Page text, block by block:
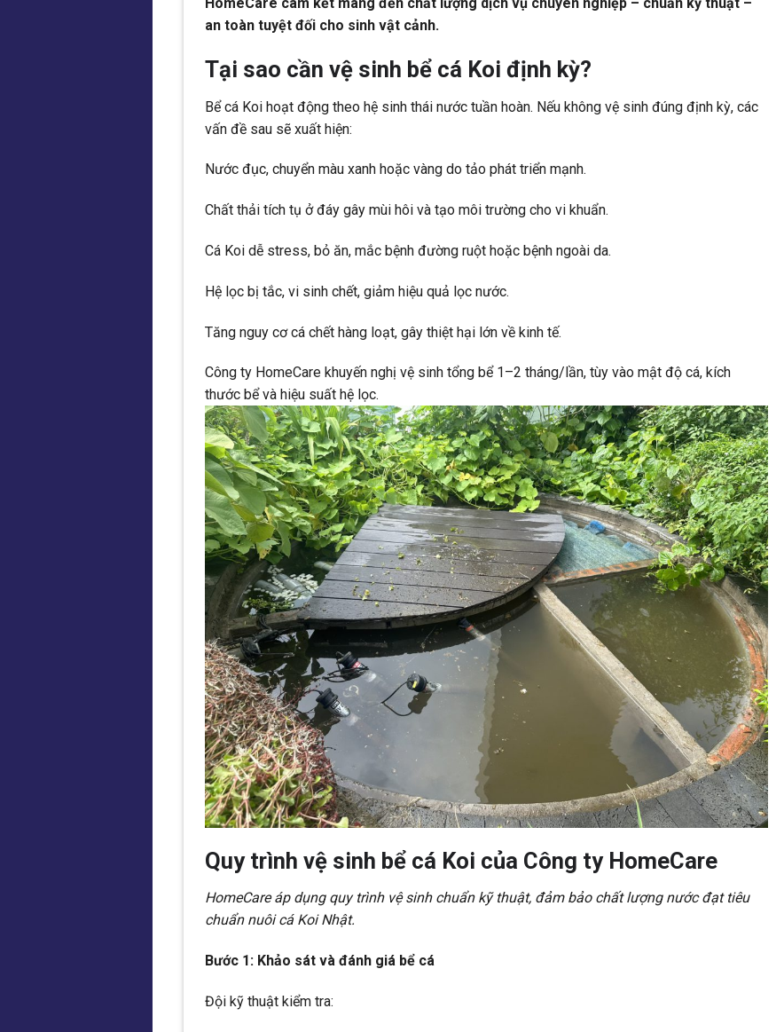
an toàn tuyệt đối cho sinh vật cảnh.
Tại sao cần vệ sinh bể cá Koi định kỳ?
Bể cá Koi hoạt động theo hệ sinh thái nước tuần hoàn. Nếu không vệ sinh đúng định kỳ, các
vấn đề sau sẽ xuất hiện:
Nước đục, chuyển màu xanh hoặc vàng do tảo phát triển mạnh.
Chất thải tích tụ ở đáy gây mùi hôi và tạo môi trường cho vi khuẩn.
Cá Koi dễ stress, bỏ ăn, mắc bệnh đường ruột hoặc bệnh ngoài da.
Hệ lọc bị tắc, vi sinh chết, giảm hiệu quả lọc nước.
Tăng nguy cơ cá chết hàng loạt, gây thiệt hại lớn về kinh tế.
Công ty HomeCare khuyến nghị vệ sinh tổng bể 1–2 tháng/lần, tùy vào mật độ cá, kích
thước bể và hiệu suất hệ lọc.
Quy trình vệ sinh bể cá Koi của Công ty HomeCare
HomeCare áp dụng quy trình vệ sinh chuẩn kỹ thuật, đảm bảo chất lượng nước đạt tiêu
chuẩn nuôi cá Koi Nhật.
Bước 1: Khảo sát và đánh giá bể cá
Đội kỹ thuật kiểm tra: